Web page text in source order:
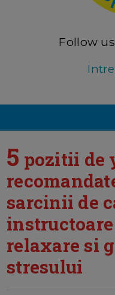
Follow
5 pozitii de
sarcinii de
relaxare si
stresului